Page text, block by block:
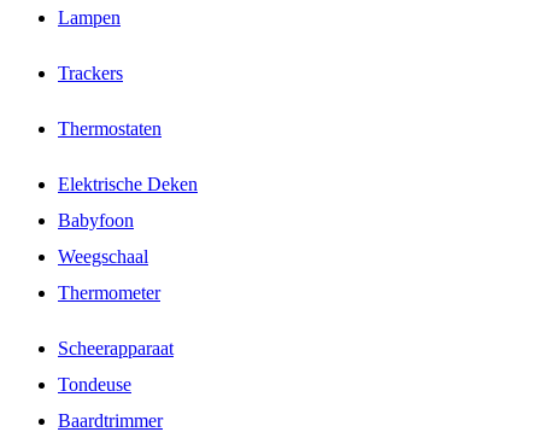
Lampen
Trackers
Thermostaten
Elektrische Deken
Babyfoon
Weegschaal
Thermometer
Scheerapparaat
Tondeuse
Baardtrimmer